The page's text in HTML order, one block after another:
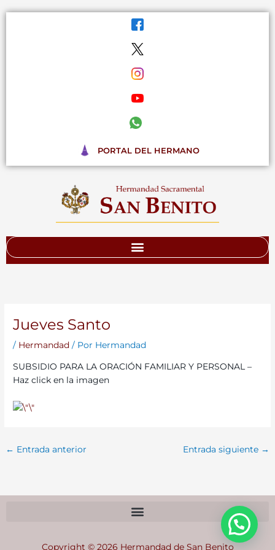
PORTAL DEL HERMANO
Jueves Santo
/ Hermandad / Por Hermandad
SUBSIDIO PARA LA ORACIÓN FAMILIAR Y PERSONAL –
Haz click en la imagen
← Entrada anterior Entrada siguiente →
Copyright © 2026 Hermandad de San Benito